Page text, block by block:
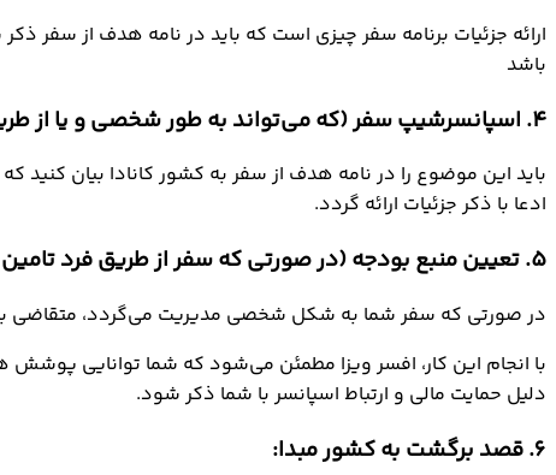
ارائه جزئیات برنامه سفر چیزی است که باید در نامه هدف از سفر
باشد
4. اسپانسرشیپ سفر (که می‌تواند به طور شخصی و یا از طریق فرد دیگری باشد):
باید این موضوع را در نامه هدف از سفر به کشور کانادا بیان
ادعا با ذکر جزئیات ارائه گردد.
5. تعیین منبع بودجه (در صورتی که سفر از طریق فرد تامین مالی می‌شود):
در صورتی که سفر شما به شکل شخصی مدیریت می‌گردد، متقاضی
با انجام این کار، افسر ویزا مطمئن می‌شود که شما توانایی
دلیل حمایت مالی و ارتباط اسپانسر با شما ذکر شود.
6. قصد برگشت به کشور مبدا: